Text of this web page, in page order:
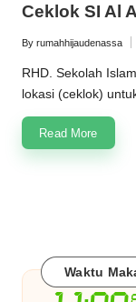
Ceklok SI Al
Posted
by
By rumahhijaudenassa
RHD. Sekolah
lokasi (ceklok)
Read More
Waktu